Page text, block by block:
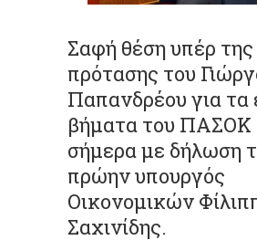
Σαφή θέση υπέρ της
πρότασης του
Παπανδρέου για τα
βήματα του ΠΑΣΟΚ
σήμερα με δήλωση
πρώην υπουργός
Οικονομικών
Σαχινίδης.